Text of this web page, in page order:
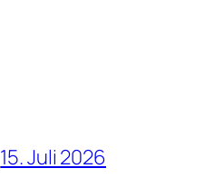
15. Juli 2026